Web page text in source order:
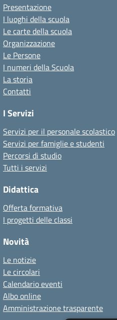
Presentazione
I luoghi della scuola
Le carte della scuola
Organizzazione
Le Persone
I numeri della Scuola
La storia
Contatti
I Servizi
Servizi per il personale scolastico
Servizi per famiglie e studenti
Percorsi di studio
Tutti i servizi
Didattica
Offerta formativa
I progetti delle classi
Novità
Le notizie
Le circolari
Calendario eventi
Albo online
Amministrazione trasparente